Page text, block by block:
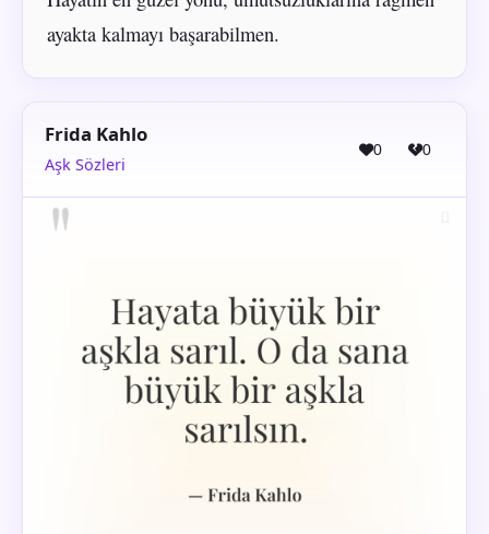
ayakta kalmayı başarabilmen.
Frida Kahlo
Aşk Sözleri
0 0